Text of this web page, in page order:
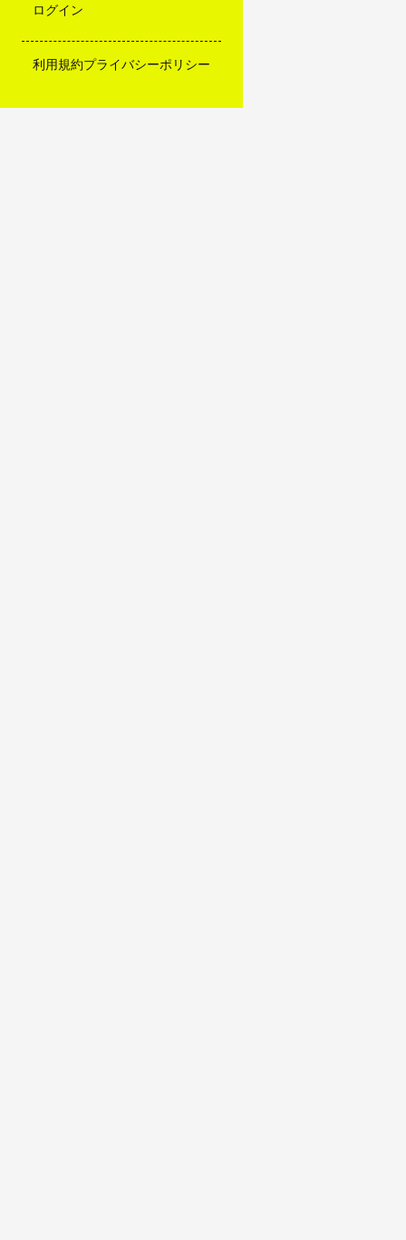
ログイン
利用規約プライバシーポリシー